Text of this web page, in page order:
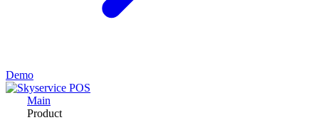
Demo
Main
Product